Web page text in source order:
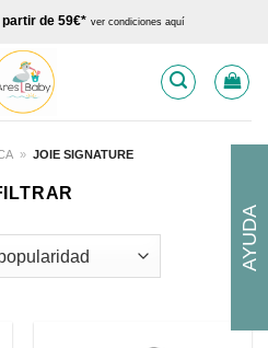
de 59€* ver condiciones aquí
» JOIE SIGNATURE
AYUDA